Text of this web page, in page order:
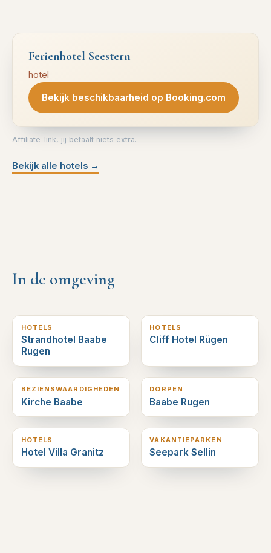
Ferienhotel Seestern
hotel
Bekijk beschikbaarheid op Booking.com
Affiliate-link, jij betaalt niets extra.
Bekijk alle hotels →
In de omgeving
HOTELS
Strandhotel Baabe
Rugen
HOTELS
Cliff Hotel Rügen
1 km verderop
BEZIENSWAARDIGHEDEN
Kirche Baabe
1 km verderop
DORPEN
Baabe Rugen
1 km verderop
HOTELS
Hotel Villa Granitz
2 km verderop
VAKANTIEPARKEN
Seepark Sellin